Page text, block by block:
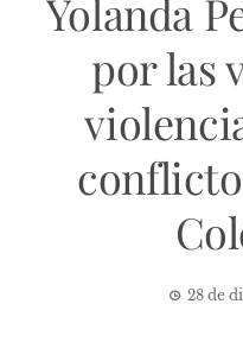
Yolanda
por las
28 de